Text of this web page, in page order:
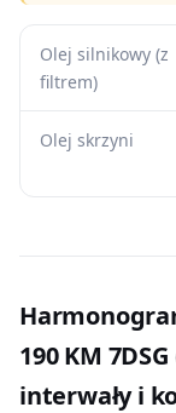
Olej silnikowy (z
filtrem)
Olej skrzyni
190 KM
interwały i